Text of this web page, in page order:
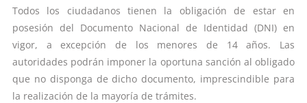
conducir
Todos los ciudadanos tienen la obligación de estar en
posesión del Documento Nacional de Identidad (DNI) en
vigor, a excepción de los menores de 14 años. Las
autoridades podrán imponer la oportuna sanción al obligado
que no disponga de dicho documento, imprescindible para
la realización de la mayoría de trámites.